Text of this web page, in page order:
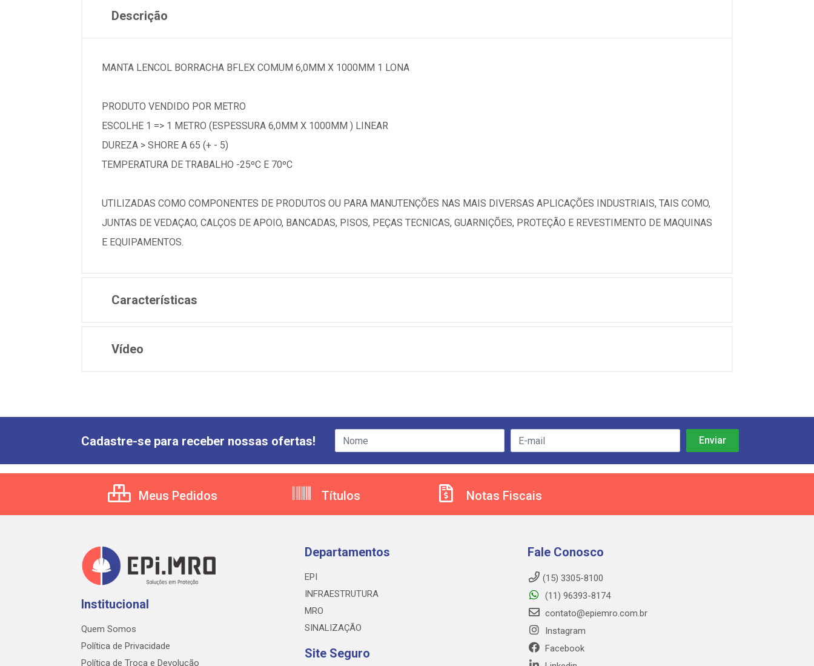
Descrição
MANTA LENCOL BORRACHA BFLEX COMUM 6,0MM X 1000MM 1 LONA
PRODUTO VENDIDO POR METRO
ESCOLHE 1 => 1 METRO (ESPESSURA 6,0MM X 1000MM ) LINEAR
DUREZA > SHORE A 65 (+ - 5)
TEMPERATURA DE TRABALHO -25ºC E 70ºC
UTILIZADAS COMO COMPONENTES DE PRODUTOS OU PARA MANUTENÇÕES NAS MAIS DIVERSAS APLICAÇÕES INDUSTRIAIS, TAIS COMO,
JUNTAS DE VEDAÇAO, CALÇOS DE APOIO, BANCADAS, PISOS, PEÇAS TECNICAS, GUARNIÇÕES, PROTEÇÃO E REVESTIMENTO DE MAQUINAS
E EQUIPAMENTOS.
Características
Vídeo
Cadastre-se para receber nossas ofertas!
Meus Pedidos Títulos Notas Fiscais
Institucional
Quem Somos
Política de Privacidade
Política de Troca e Devolução
Departamentos
EPI
INFRAESTRUTURA
MRO
SINALIZAÇÃO
Site Seguro
Fale Conosco
(15) 3305-8100
(11) 96393-8174
contato@epiemro.com.br
Instagram
Facebook